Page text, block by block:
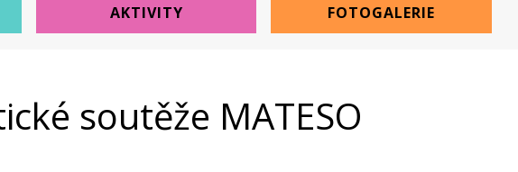
AKTIVITY FOTOGALERIE
soutěže MATESO